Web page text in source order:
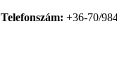
Telefonszám: +36-70/